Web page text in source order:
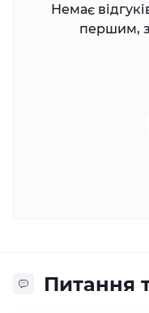
Немає
першим,
Питання